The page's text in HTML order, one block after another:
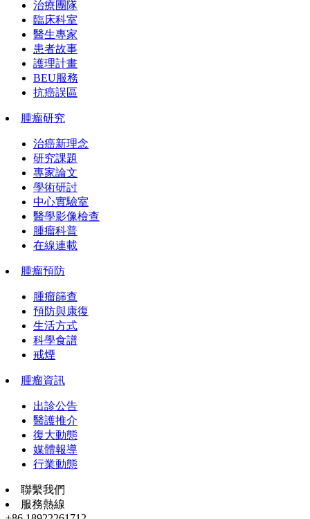
治療團隊
臨床科室
醫生專家
患者故事
護理計畫
BEU服務
抗癌誤區
腫瘤研究
治癌新理念
研究課題
專家論文
學術研討
中心實驗室
醫學影像檢查
腫瘤科普
在線連載
腫瘤預防
腫瘤篩查
預防與康復
生活方式
科學食譜
戒煙
腫瘤資訊
出診公告
醫護推介
復大動態
媒體報導
行業動態
聯繫我們
服務熱線